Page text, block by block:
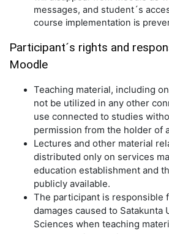
messages, and student´s
course implementation is
Participant´s rights and
Moodle
Teaching material, including
not be utilized in any other
use connected to studies
permission from the holder of
Lectures and other material
distributed only on services
education establishment and
publicly available.
The participant is responsible
damages caused to Satakunta
Sciences when teaching